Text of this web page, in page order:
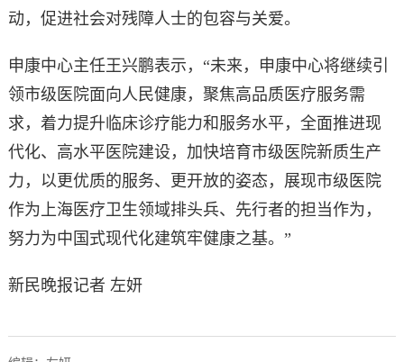
动，促进社会对残障人士的包容与关爱。
申康中心主任王兴鹏表示，“未来，申康中心将继续引
领市级医院面向人民健康，聚焦高品质医疗服务需
求，着力提升临床诊疗能力和服务水平，全面推进现
代化、高水平医院建设，加快培育市级医院新质生产
力，以更优质的服务、更开放的姿态，展现市级医院
作为上海医疗卫生领域排头兵、先行者的担当作为，
努力为中国式现代化建筑牢健康之基。”
新民晚报记者 左妍